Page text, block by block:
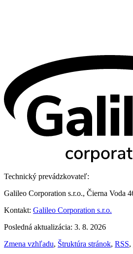
Technický prevádzkovateľ:
Galileo Corporation s.r.o., Čierna Voda
Kontakt: Galileo Corporation s.r.o.
Posledná aktualizácia: 3. 8. 2026
Zmena vzhľadu, Štruktúra stránok, RSS,